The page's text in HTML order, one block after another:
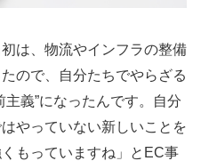
は、物流やインフラの整備
ので、自分たちでやらざる
主義”になったんです。自分
やっていない新しいことを
もっていますね」とEC事